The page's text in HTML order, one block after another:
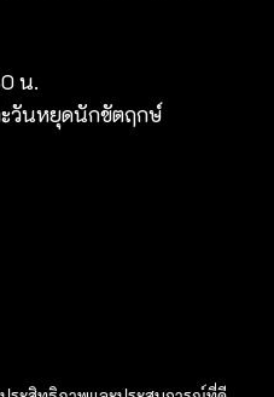
น.
วันหยุดนักขัตฤกษ์